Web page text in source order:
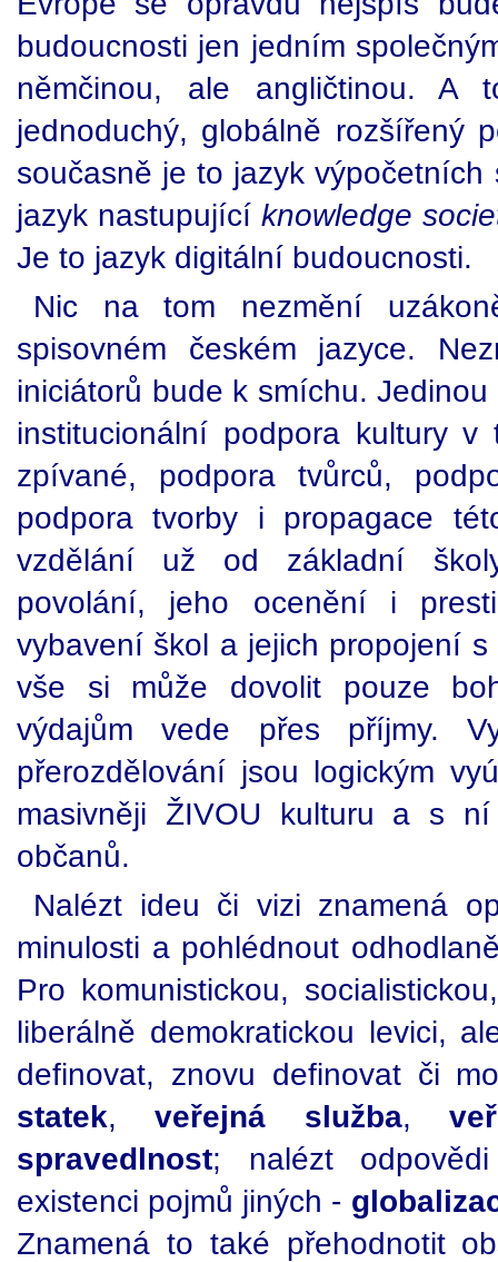
budoucnosti jen jedním
němčinou, ale angličtinou.
jednoduchý, globálně rozšířený
současně je to jazyk
jazyk nastupující knowledge
Je to jazyk digitální budoucnosti.
Nic na tom nezmění
spisovném českém jazyce.
iniciátorů bude k smíchu.
institucionální podpora kultury
zpívané, podpora tvůrců,
podpora tvorby i propagace
vzdělání už od základní
povolání, jeho ocenění i
vybavení škol a jejich propojení
vše si může dovolit pouze
výdajům vede přes příjmy.
přerozdělování jsou logickým
masivněji ŽIVOU kulturu a s
občanů.
Nalézt ideu či vizi znamená
minulosti a pohlédnout
Pro komunistickou,
liberálně demokratickou levici,
definovat, znovu definovat či
statek,veřejná služba,
spravedlnost; nalézt
existenci pojmů jiných -
Znamená to také přehodnotit